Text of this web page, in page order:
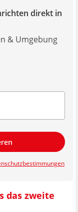
direkt in
& Umgebung
das zweite